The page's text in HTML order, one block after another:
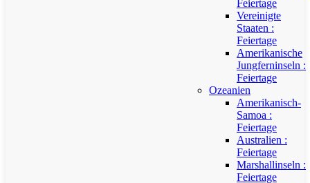
Feiertage
Vereinigte
Staaten :
Feiertage
Amerikanische
Jungferninseln :
Feiertage
Ozeanien
Amerikanisch-
Samoa :
Feiertage
Australien :
Feiertage
Marshallinseln :
Feiertage